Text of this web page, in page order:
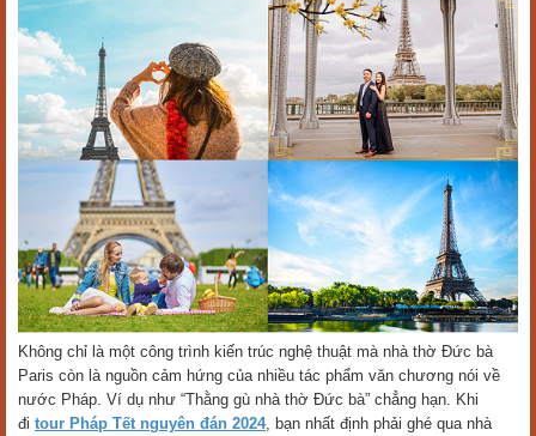
Không chỉ là một công trình kiến trúc nghệ thuật mà nhà thờ Đức bà
Paris còn là nguồn cảm hứng của nhiều tác phẩm văn chương nói về
nước Pháp. Ví dụ như “Thằng gù nhà thờ Đức bà” chẳng hạn. Khi
đi tour Pháp Tết nguyên đán 2024, bạn nhất định phải ghé qua nhà